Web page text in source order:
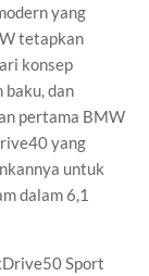
yang
tetapkan
konsep
baku, dan
pertama BMW
yang
untuk
dalam 6,1
Sport